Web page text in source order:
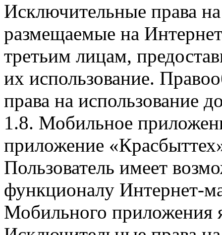
Исключительные права
размещаемые на
третьим лицам,
их использование.
права на использование
1.8. Мобильное
приложение
Пользователь имеет
функционалу Интернет-
Мобильного приложения